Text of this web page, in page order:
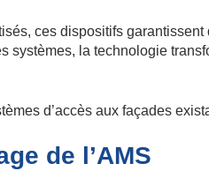
ces dispositifs
la technologie
d’accès aux façades
de l’AMS